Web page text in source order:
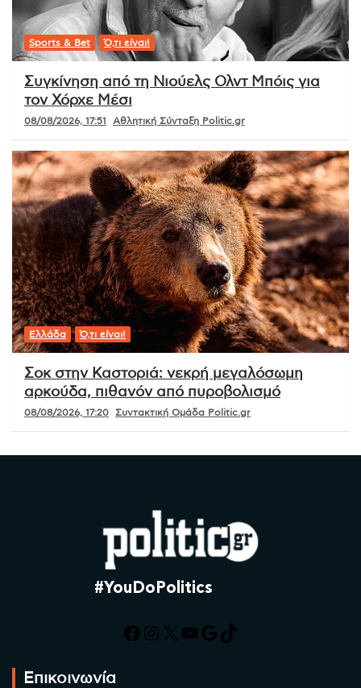
Sports & Bet Ό,τι είναι!
Συγκίνηση από τη Νιούελς Ολντ Μπόις για
τον Χόρχε Μέσι
08/08/2026, 17:51 Αθλητική Σύνταξη Politic.gr
Ελλάδα Ό,τι είναι!
Σοκ στην Καστοριά: νεκρή μεγαλόσωμη
αρκούδα, πιθανόν από πυροβολισμό
08/08/2026, 17:20 Συντακτική Ομάδα Politic.gr
#YouDoPolitics
Facebook
Instagram
X YouTube
Google
TikTok
Επικοινωνία